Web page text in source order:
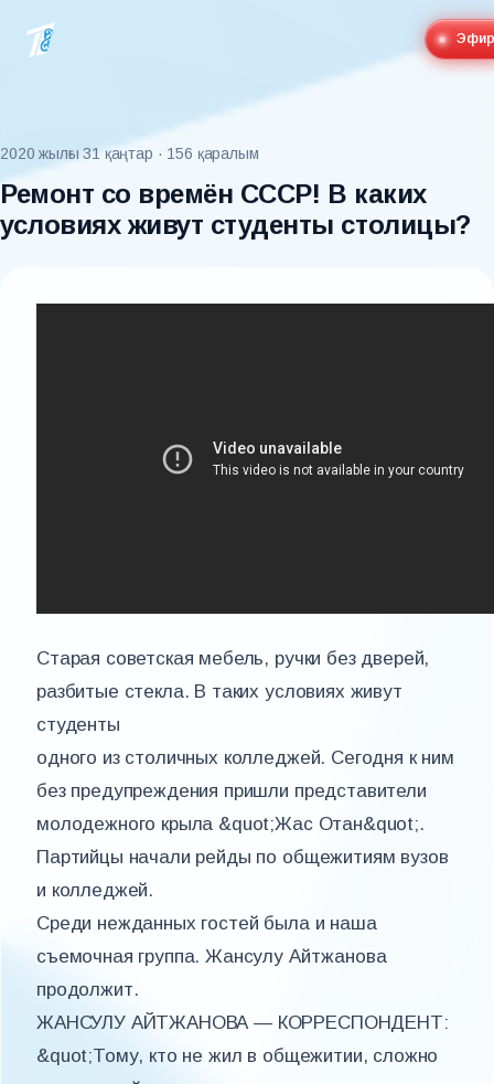
Эфир
2020 жылғы 31 қаңтар · 156 қаралым
Ремонт со времён СССР! В каких
условиях живут студенты столицы?
Старая советская мебель, ручки без дверей,
разбитые стекла. В таких условиях живут
студенты
одного из столичных колледжей. Сегодня к ним
без предупреждения пришли представители
молодежного крыла &quot;Жас Отан&quot;.
Партийцы начали рейды по общежитиям вузов
и колледжей.
Среди нежданных гостей была и наша
съемочная группа. Жансулу Айтжанова
продолжит.
ЖАНСУЛУ АЙТЖАНОВА — КОРРЕСПОНДЕНТ:
&quot;Тому, кто не жил в общежитии, сложно